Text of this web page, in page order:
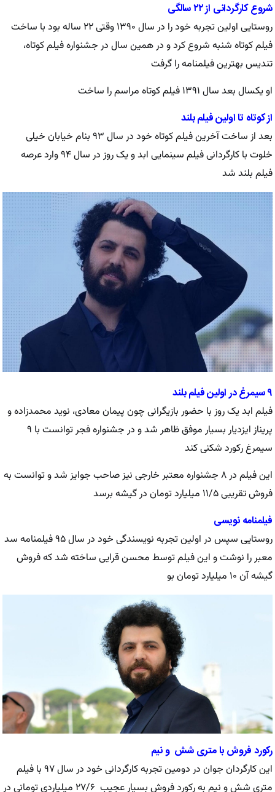
شروع کارگردانی از ۲۲ سالگی
روستایی اولین تجربه خود را در سال ۱۳۹۰ وقتی ۲۲ ساله بود با ساخت
فیلم کوتاه شنبه شروع کرد و در همین سال در جشنواره فیلم کوتاه،
تندیس بهترین فیلمنامه را گرفت
او یکسال بعد سال ۱۳۹۱ فیلم کوتاه مراسم را ساخت
از کوتاه تا اولین فیلم بلند
بعد از ساخت آخرین فیلم کوتاه خود در سال ۹۳ بنام خیابان خیلی
خلوت با کارگردانی فیلم سینمایی ابد و یک روز در سال ۹۴ وارد عرصه
فیلم بلند شد
۹ سیمرغ در اولین فیلم بلند
فیلم ابد یک روز با حضور بازیگرانی چون پیمان معادی، نوید محمدزاده و
پریناز ایزدیار بسیار موفق ظاهر شد و در جشنواره فجر توانست با ۹
سیمرغ رکورد شکنی کند
این فیلم در ۸ جشنواره معتبر خارجی نیز صاحب جوایز شد و توانست به
فروش تقریبی ۱۱/۵ میلیارد تومان در گیشه برسد
فیلمنامه نویسی
روستایی سپس در اولین تجربه نویسندگی خود در سال ۹۵ فیلمنامه سد
معبر را نوشت و این فیلم توسط محسن قرایی ساخته شد که فروش
گیشه آن ۱۰ میلیارد تومان بو
رکورد فروش با متری شش و نیم
این کارگردان جوان در دومین تجربه کارگردانی خود در سال ۹۷ با فیلم
متری شش و نیم به رکورد فروش بسیار عجیب ۲۷/۶ میلیاردی تومانی در